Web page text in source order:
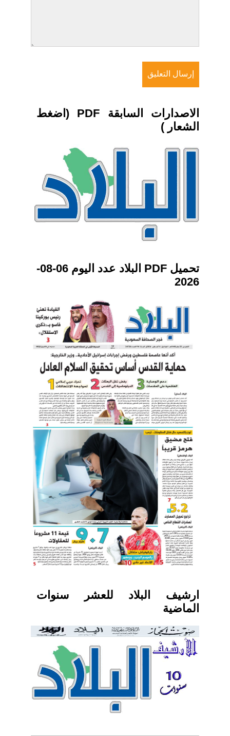
الاصدارات السابقة PDF (اضغط
الشعار )
تحميل PDF البلاد عدد اليوم 06-08-
2026
ارشيف البلاد للعشر سنوات
الماضية